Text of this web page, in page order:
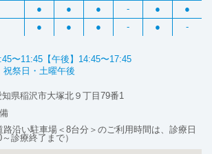
● ● ● - ●
●
● ● ● - ● -
〜11:45【午後】14:45〜17:45
祝祭日・土曜午後
県稲沢市大塚北９丁目79番1
路沿い駐車場＜8台分＞のご利用時間は、診療日
診療終了まで）